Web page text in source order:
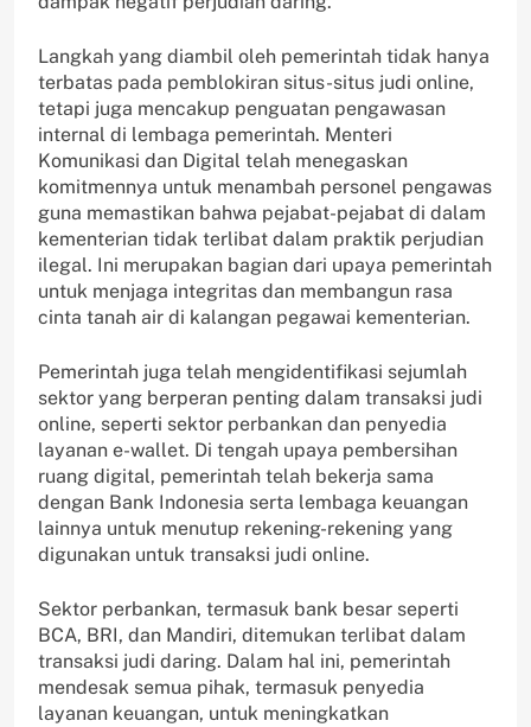
Langkah yang diambil oleh pemerintah tidak hanya
terbatas pada pemblokiran situs-situs judi online,
tetapi juga mencakup penguatan pengawasan
internal di lembaga pemerintah. Menteri
Komunikasi dan Digital telah menegaskan
komitmennya untuk menambah personel pengawas
guna memastikan bahwa pejabat-pejabat di dalam
kementerian tidak terlibat dalam praktik perjudian
ilegal. Ini merupakan bagian dari upaya pemerintah
untuk menjaga integritas dan membangun rasa
cinta tanah air di kalangan pegawai kementerian.
Pemerintah juga telah mengidentifikasi sejumlah
sektor yang berperan penting dalam transaksi judi
online, seperti sektor perbankan dan penyedia
layanan e-wallet. Di tengah upaya pembersihan
ruang digital, pemerintah telah bekerja sama
dengan Bank Indonesia serta lembaga keuangan
lainnya untuk menutup rekening-rekening yang
digunakan untuk transaksi judi online.
Sektor perbankan, termasuk bank besar seperti
BCA, BRI, dan Mandiri, ditemukan terlibat dalam
transaksi judi daring. Dalam hal ini, pemerintah
mendesak semua pihak, termasuk penyedia
layanan keuangan, untuk meningkatkan